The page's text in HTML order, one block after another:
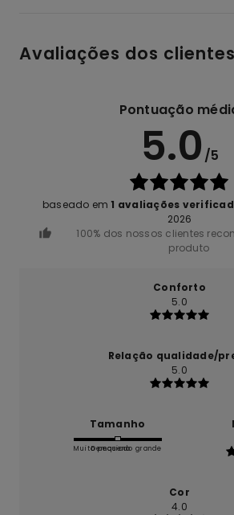
Avaliações dos clientes
Pontuação
5.0 /5
baseado em 1 avaliações
2026
100% dos nossos clientes
produto
Conforto
5.0
Relação qualidade/
5.0
Tamanho
Muito pequeno
Demasiado grande
Cor
4.0